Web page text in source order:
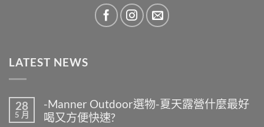
LATEST NEWS
28
5 月
-Manner Outdoor選物-夏天露營什麼最好
喝又方便快速?